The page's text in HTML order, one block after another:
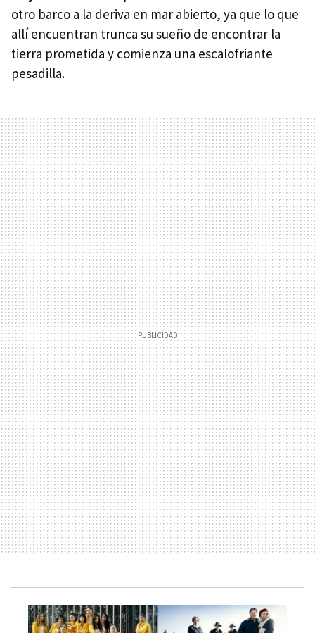
otro barco a la deriva en mar abierto, ya que lo que
allí encuentran trunca su sueño de encontrar la
tierra prometida y comienza una escalofriante
pesadilla.